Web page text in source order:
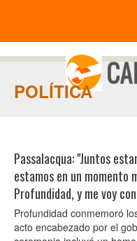
POLÍTICA
Passalacqua: "Juntos
estamos en un momento
Profundidad, y me voy
Profundidad conmemoró
acto encabezado por el